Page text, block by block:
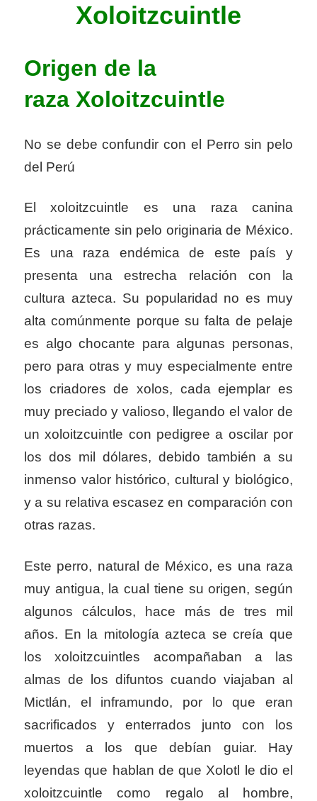
Xoloitzcuintle
Origen de la
raza Xoloitzcuintle
No se debe confundir con el Perro sin pelo
del Perú
El xoloitzcuintle es una raza canina
prácticamente sin pelo originaria de México.
Es una raza endémica de este país y
presenta una estrecha relación con la
cultura azteca. Su popularidad no es muy
alta comúnmente porque su falta de pelaje
es algo chocante para algunas personas,
pero para otras y muy especialmente entre
los criadores de xolos, cada ejemplar es
muy preciado y valioso, llegando el valor de
un xoloitzcuintle con pedigree a oscilar por
los dos mil dólares, debido también a su
inmenso valor histórico, cultural y biológico,
y a su relativa escasez en comparación con
otras razas.
Este perro, natural de México, es una raza
muy antigua, la cual tiene su origen, según
algunos cálculos, hace más de tres mil
años. En la mitología azteca se creía que
los xoloitzcuintles acompañaban a las
almas de los difuntos cuando viajaban al
Mictlán, el inframundo, por lo que eran
sacrificados y enterrados junto con los
muertos a los que debían guiar. Hay
leyendas que hablan de que Xolotl le dio el
xoloitzcuintle como regalo al hombre,